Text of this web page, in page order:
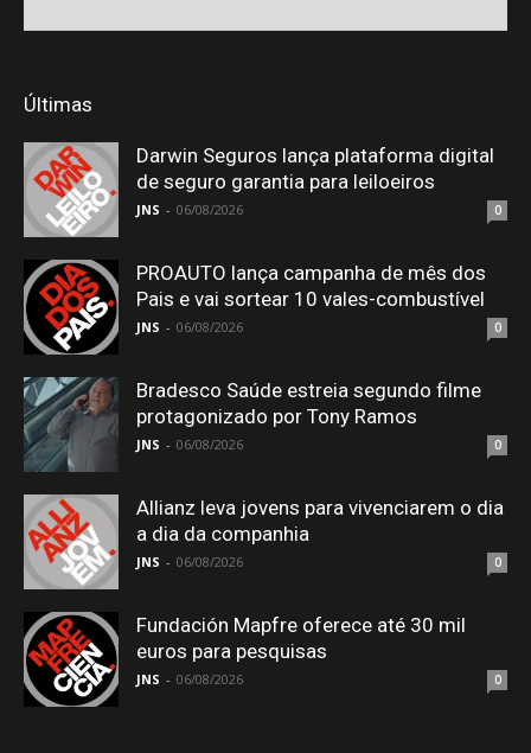
Últimas
Darwin Seguros lança plataforma digital
de seguro garantia para leiloeiros
JNS - 06/08/2026 0
PROAUTO lança campanha de mês dos
Pais e vai sortear 10 vales-combustível
JNS - 06/08/2026 0
Bradesco Saúde estreia segundo filme
protagonizado por Tony Ramos
JNS - 06/08/2026 0
Allianz leva jovens para vivenciarem o dia
a dia da companhia
JNS - 06/08/2026 0
Fundación Mapfre oferece até 30 mil
euros para pesquisas
JNS - 06/08/2026 0